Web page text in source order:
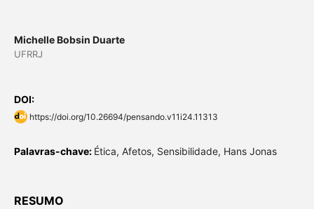
Michelle Bobsin Duarte
UFRRJ
DOI:
https://doi.org/10.26694/pensando.v11i24.11313
Palavras-chave: Ética, Afetos, Sensibilidade, Hans Jonas
RESUMO